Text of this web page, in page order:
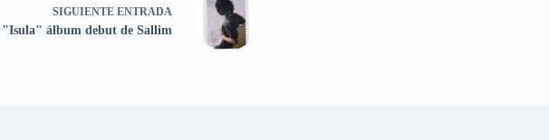
SIGUIENTE ENTRADA
"Isula" álbum debut de Sallim